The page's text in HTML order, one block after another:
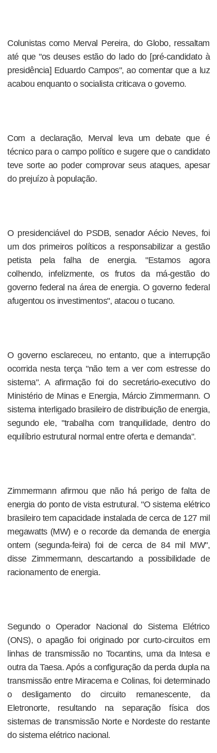
Colunistas como Merval Pereira, do Globo, ressaltam
até que "os deuses estão do lado do [pré-candidato à
presidência] Eduardo Campos", ao comentar que a luz
acabou enquanto o socialista criticava o governo.
Com a declaração, Merval leva um debate que é
técnico para o campo político e sugere que o candidato
teve sorte ao poder comprovar seus ataques, apesar
do prejuízo à população.
O presidenciável do PSDB, senador Aécio Neves, foi
um dos primeiros políticos a responsabilizar a gestão
petista pela falha de energia. "Estamos agora
colhendo, infelizmente, os frutos da má-gestão do
governo federal na área de energia. O governo federal
afugentou os investimentos", atacou o tucano.
O governo esclareceu, no entanto, que a interrupção
ocorrida nesta terça "não tem a ver com estresse do
sistema". A afirmação foi do secretário-executivo do
Ministério de Minas e Energia, Márcio Zimmermann. O
sistema interligado brasileiro de distribuição de energia,
segundo ele, "trabalha com tranquilidade, dentro do
equilíbrio estrutural normal entre oferta e demanda".
Zimmermann afirmou que não há perigo de falta de
energia do ponto de vista estrutural. "O sistema elétrico
brasileiro tem capacidade instalada de cerca de 127 mil
megawatts (MW) e o recorde da demanda de energia
ontem (segunda-feira) foi de cerca de 84 mil MW",
disse Zimmermann, descartando a possibilidade de
racionamento de energia.
Segundo o Operador Nacional do Sistema Elétrico
(ONS), o apagão foi originado por curto-circuitos em
linhas de transmissão no Tocantins, uma da Intesa e
outra da Taesa. Após a configuração da perda dupla na
transmissão entre Miracema e Colinas, foi determinado
o desligamento do circuito remanescente, da
Eletronorte, resultando na separação física dos
sistemas de transmissão Norte e Nordeste do restante
do sistema elétrico nacional.